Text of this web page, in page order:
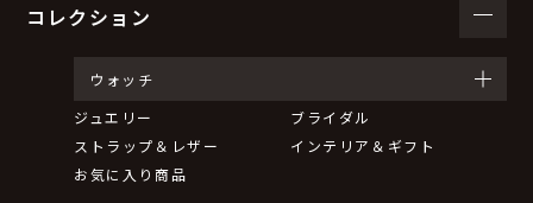
コレクション
ウォッチ
ジュエリー
ブライダル
ストラップ＆レザー
インテリア＆ギフト
お気に入り商品